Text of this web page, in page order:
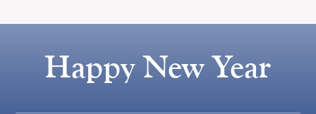
Happy New Year